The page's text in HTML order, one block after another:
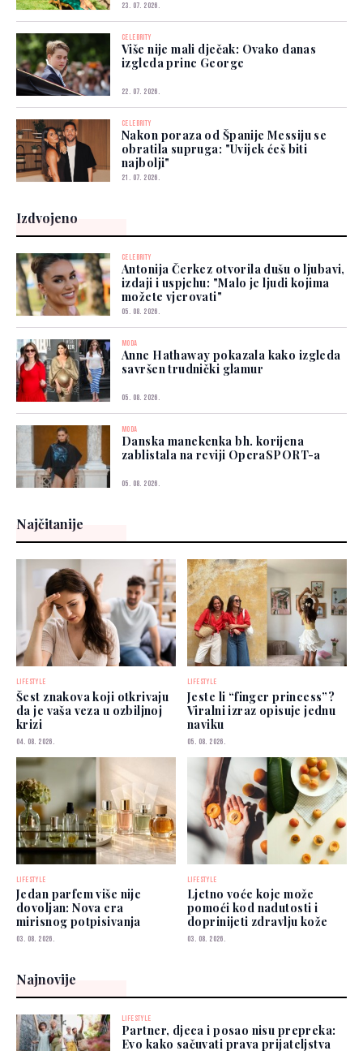
23. 07. 2026.
CELEBRITY
Više nije mali dječak: Ovako danas
izgleda princ George
22. 07. 2026.
CELEBRITY
Nakon poraza od Španije Messiju se
obratila supruga: "Uvijek ćeš biti
najbolji"
21. 07. 2026.
Izdvojeno
CELEBRITY
Antonija Čerkez otvorila dušu o ljubavi,
izdaji i uspjehu: "Malo je ljudi kojima
možete vjerovati"
05. 08. 2026.
MODA
Anne Hathaway pokazala kako izgleda
savršen trudnički glamur
05. 08. 2026.
MODA
Danska manekenka bh. korijena
zablistala na reviji OperaSPORT-a
05. 08. 2026.
Najčitanije
LIFESTYLE
Šest znakova koji otkrivaju
da je vaša veza u ozbiljnoj
krizi
04. 08. 2026.
LIFESTYLE
Jeste li “finger princess”?
Viralni izraz opisuje jednu
naviku
05. 08. 2026.
LIFESTYLE
Jedan parfem više nije
dovoljan: Nova era
mirisnog potpisivanja
03. 08. 2026.
LIFESTYLE
Ljetno voće koje može
pomoći kod nadutosti i
doprinijeti zdravlju kože
03. 08. 2026.
Najnovije
LIFESTYLE
Partner, djeca i posao nisu prepreka:
Evo kako sačuvati prava prijateljstva